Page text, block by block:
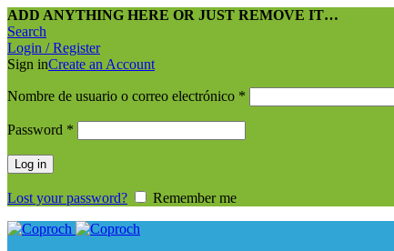
ADD ANYTHING HERE OR JUST REMOVE IT…
Search
Login / Register
Sign inCreate an Account
Nombre de usuario o correo electrónico *
Password *
Log in
Lost your password? Remember me